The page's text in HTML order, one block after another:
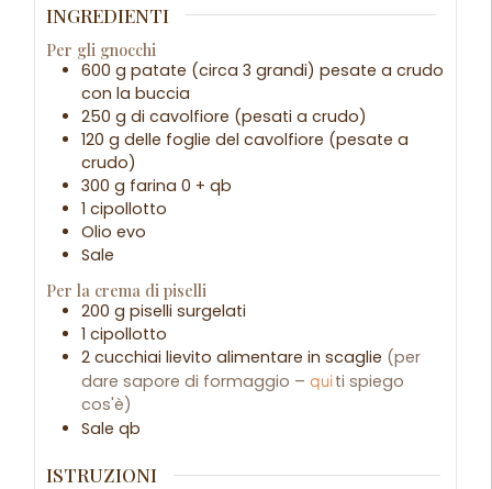
INGREDIENTI
Per gli gnocchi
600 g patate (circa 3 grandi) pesate a crudo
con la buccia
250 g di cavolfiore (pesati a crudo)
120 g delle foglie del cavolfiore (pesate a
crudo)
300 g farina 0 + qb
1 cipollotto
Olio evo
Sale
Per la crema di piselli
200 g piselli surgelati
1 cipollotto
2 cucchiai lievito alimentare in scaglie (per
dare sapore di formaggio –quiti spiego
cos'è)
Sale qb
ISTRUZIONI